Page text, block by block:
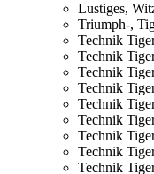
Lustiges,
Triumph-,
Technik
Technik
Technik
Technik
Technik
Technik
Technik
Technik
Technik